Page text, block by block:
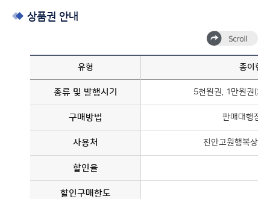
상품권 안내
유형 종이형
종류 및 발행시기 5천원권, 1만원권
구매방법 판매대행점
사용처 진안고원행복상품
할인율
할인구매한도